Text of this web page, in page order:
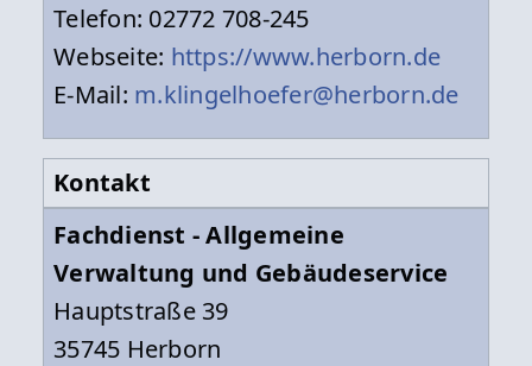
Telefon: 02772 708-245
Webseite: https://www.herborn.de
E-Mail: m.klingelhoefer@herborn.de
Kontakt
Fachdienst - Allgemeine
Verwaltung und Gebäudeservice
Hauptstraße 39
35745 Herborn